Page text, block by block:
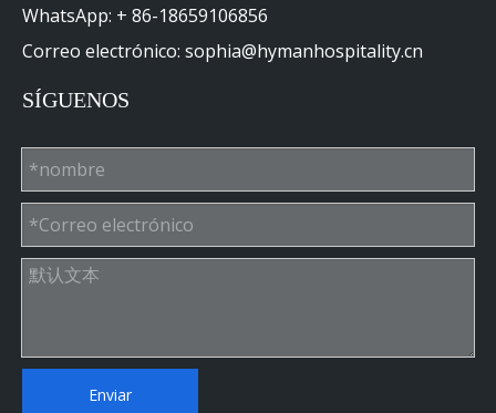
Tru By Hilton
WhatsApp: + 86-18659106856
Correo electrónico: sophia@hymanhospitality.cn
SÍGUENOS
Enviar